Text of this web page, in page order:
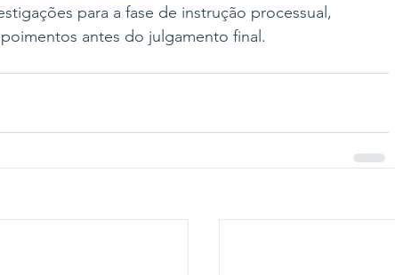
para a fase de instrução processual,
antes do julgamento final.